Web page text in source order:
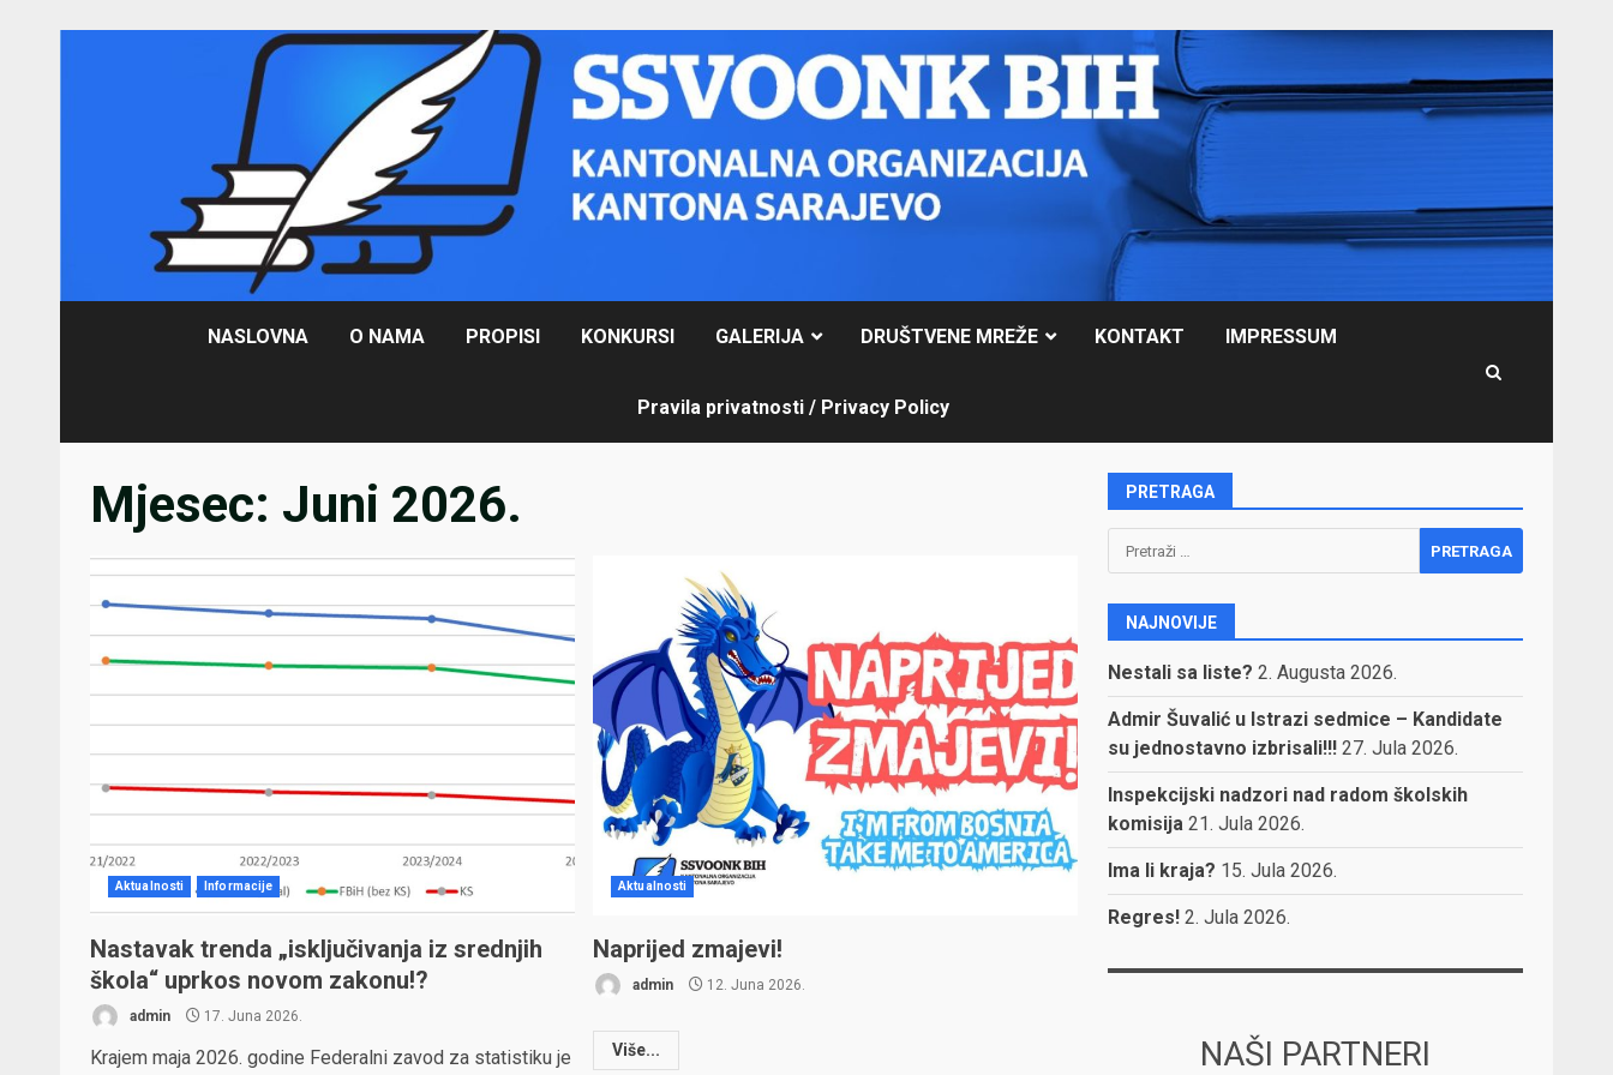
NASLOVNA O NAMA PROPISI KONKURSI GALERIJA DRUŠTVENE MREŽE KONTAKT IMPRESSUM
Pravila privatnosti / Privacy Policy
Mjesec: Juni 2026.
Aktualnosti Informacije
Nastavak trenda „isključivanja iz srednjih
škola“ uprkos novom zakonu!?
admin 17. Juna 2026.
Krajem maja 2026. godine Federalni zavod za statistiku je
Aktualnosti
Naprijed zmajevi!
admin 12. Juna 2026.
Više...
PRETRAGA
Pretraga:
NAJNOVIJE
Nestali sa liste? 2. Augusta 2026.
Admir Šuvalić u Istrazi sedmice – Kandidate
su jednostavno izbrisali!!! 27. Jula 2026.
Inspekcijski nadzori nad radom školskih
komisija 21. Jula 2026.
Ima li kraja? 15. Jula 2026.
Regres! 2. Jula 2026.
NAŠI PARTNERI